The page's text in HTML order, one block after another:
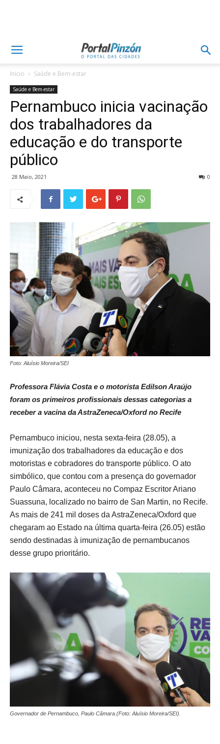
Inicio Saúde e Bem-estar
Saúde e Bem-estar
Pernambuco inicia vacinação
dos trabalhadores da
educação e do transporte
público
28 Maio, 2021 0
Foto: Aluísio Moreira/SEI
Professora Flávia Costa e o motorista Edilson Araújo
foram os primeiros profissionais dessas categorias a
receber a vacina da AstraZeneca/Oxford no Recife
Pernambuco iniciou, nesta sexta-feira (28.05), a
imunização dos trabalhadores da educação e dos
motoristas e cobradores do transporte público. O ato
simbólico, que contou com a presença do governador
Paulo Câmara, aconteceu no Compaz Escritor Ariano
Suassuna, localizado no bairro de San Martin, no Recife.
As mais de 241 mil doses da AstraZeneca/Oxford que
chegaram ao Estado na última quarta-feira (26.05) estão
sendo destinadas à imunização de pernambucanos
desse grupo prioritário.
Governador de Pernambuco, Paulo Câmara.(Foto: Aluísio Moreira/SEI).